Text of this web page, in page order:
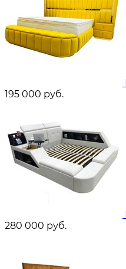
195 000 руб.
280 000 руб.